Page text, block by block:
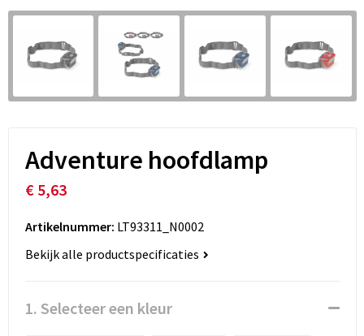
Adventure hoofdlamp
€ 5,63
Artikelnummer: LT93311_N0002
Bekijk alle productspecificaties
1. Selecteer een kleur